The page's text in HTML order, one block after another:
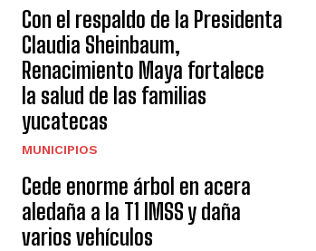
Con el respaldo de la Presidenta
Claudia Sheinbaum,
Renacimiento Maya fortalece
la salud de las familias
yucatecas
MUNICIPIOS
Cede enorme árbol en acera
aledaña a la T1 IMSS y daña
varios vehículos